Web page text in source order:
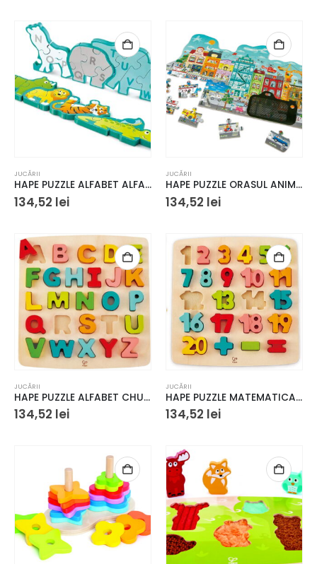
JUCĂRII
HAPE PUZZLE ALFABET ALFABET
134,52 lei
JUCĂRII
HAPE PUZZLE ORASUL ANIMAT
134,52 lei
JUCĂRII
HAPE PUZZLE ALFABET CHUNKY
134,52 lei
JUCĂRII
HAPE PUZZLE MATEMATICA CHUNKY
134,52 lei